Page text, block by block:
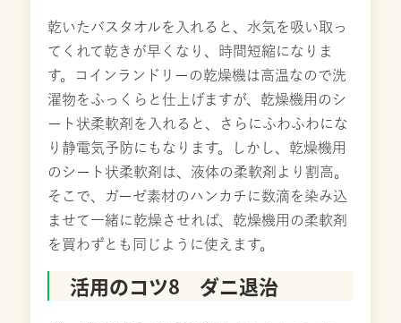
乾いたバスタオルを入れると、水気を吸い取っ
てくれて乾きが早くなり、時間短縮になりま
す。コインランドリーの乾燥機は高温なので洗
濯物をふっくらと仕上げますが、乾燥機用のシ
ート状柔軟剤を入れると、さらにふわふわにな
り静電気予防にもなります。しかし、乾燥機用
のシート状柔軟剤は、液体の柔軟剤より割高。
そこで、ガーゼ素材のハンカチに数滴を染み込
ませて一緒に乾燥させれば、乾燥機用の柔軟剤
を買わずとも同じように使えます。
活用のコツ8 ダニ退治